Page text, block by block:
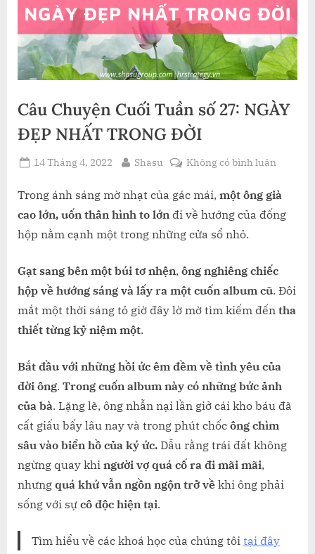
Câu Chuyện Cuối Tuần số 27: NGÀY
ĐẸP NHẤT TRONG ĐỜI
Posted
14 Tháng 4, 2022 By
Shasu Không có bình luậnở
Chuyện
Cuối
NGÀY
ĐẸP
NHẤT
Trong ánh sáng mờ nhạt của gác mái, một ông già
cao lớn, uốn thân hình to lớn đi về hướng của đống
hộp nằm cạnh một trong những cửa sổ nhỏ.
Gạt sang bên một búi tơ nhện, ông nghiêng chiếc
hộp về hướng sáng và lấy ra một cuốn album cũ. Đôi
mắt một thời sáng tỏ giờ đây lờ mờ tìm kiếm đến tha
thiết từng kỷ niệm một.
Bắt đầu với những hồi ức êm đềm về tình yêu của
đời ông. Trong cuốn album này có những bức ảnh
của bà. Lặng lẽ, ông nhẫn nại lần giở cái kho báu đã
cất giấu bấy lâu nay và trong phút chốc ông chìm
sâu vào biển hồ của ký ức. Dẫu rằng trái đất không
ngừng quay khi người vợ quá cố ra đi mãi mãi,
nhưng quá khứ vẫn ngồn ngộn trở về khi ông phải
sống với sự cô độc hiện tại.
Tìm hiểu về các khoá học của chúng tôi tại đây